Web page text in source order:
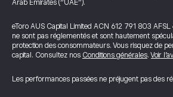
Arab Emirates (“UAE”).
eToro AUS Capital Limited ACN 612 791 803
ne sont pas réglementés et sont hautement
protection des consommateurs. Vous risquez de
capital. Consultez nos Conditions générales.Voir
Les performances passées ne préjugent pas des